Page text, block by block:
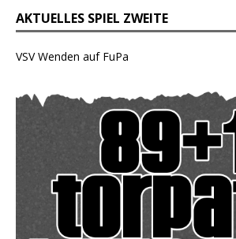
AKTUELLES SPIEL ZWEITE
VSV Wenden auf FuPa